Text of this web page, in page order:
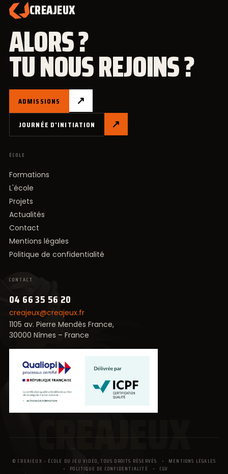
CREAJEUX
CREAJEUX
ALORS ?
TU NOUS REJOINS ?
ADMISSIONS ↗
JOURNÉE D'INITIATION ↗
ÉCOLE
Formations
L'école
Projets
Actualités
Contact
Mentions légales
Politique de confidentialité
CONTACT
04 66 35 56 20
creajeux@creajeux.fr
1105 av. Pierre Mendès France,
30000 Nîmes – France
© CREAJEUX – ÉCOLE DU JEU VIDÉO, TOUS DROITS RÉSERVÉS •
MENTIONS LÉGALES
•
POLITIQUE DE CONFIDENTIALITÉ • CGV